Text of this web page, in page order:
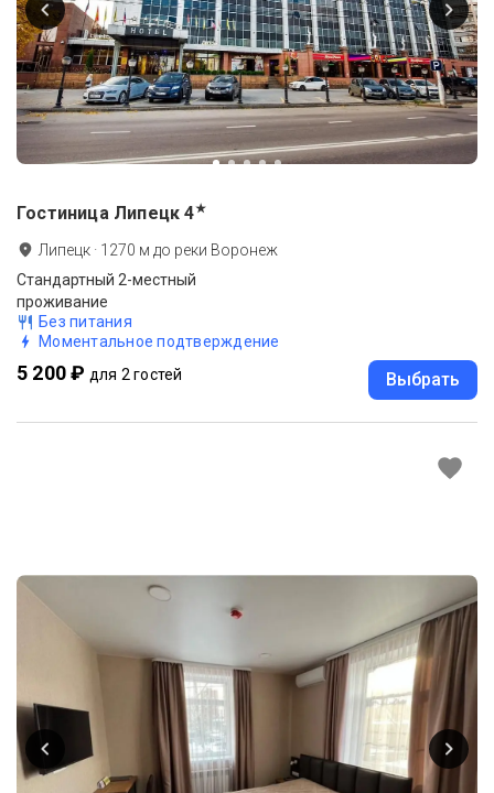
Гостиница Липецк 4★
Липецк · 1270 м до реки Воронеж
Стандартный 2-местный
проживание
Без питания
Моментальное подтверждение
5 200 ₽ для 2 гостей Выбрать